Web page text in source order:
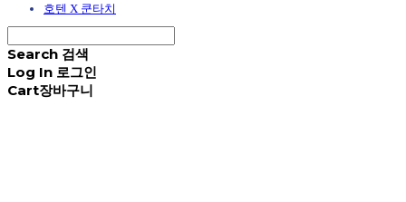
호텐 X 쿤타치
Search 검색
Log In 로그인
Cart장바구니